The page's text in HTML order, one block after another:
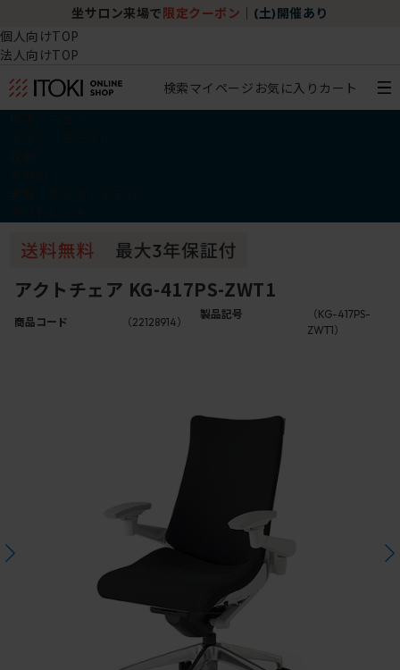
坐サロン来場で 限定クーポン (土)開催あり
個人向けTOP
法人向けTOP
検索マイページ お気に入り カート
アクトチェア KG-417PS-ZWT1
商品コード （22128914）
製品記号
（KG-417PS-
ZWT1）